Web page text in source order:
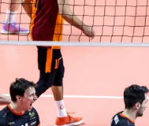
Florbal